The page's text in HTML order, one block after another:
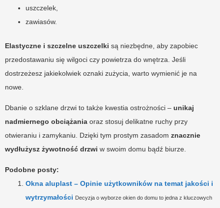
uszczelek,
zawiasów.
Elastyczne i szczelne uszczelki są niezbędne, aby zapobiec
przedostawaniu się wilgoci czy powietrza do wnętrza. Jeśli
dostrzeżesz jakiekolwiek oznaki zużycia, warto wymienić je na
nowe.
Dbanie o szklane drzwi to także kwestia ostrożności – unikaj
nadmiernego obciążania oraz stosuj delikatne ruchy przy
otwieraniu i zamykaniu. Dzięki tym prostym zasadom znacznie
wydłużysz żywotność drzwi w swoim domu bądź biurze.
Podobne posty:
Okna aluplast – Opinie użytkowników na temat jakości i
wytrzymałości Decyzja o wyborze okien do domu to jedna z kluczowych